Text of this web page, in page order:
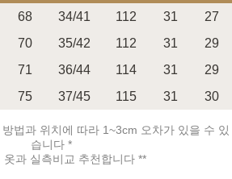
PAYCO 바로구매
68 34/41 112 31
27
70 35/42 112 31
29
71 36/44 114 31
29
75 37/45 115 31 30
법과 위치에 따라 1~3cm 오차가 있을 수 있
습니다 *
옷과 실측비교 추천합니다 **